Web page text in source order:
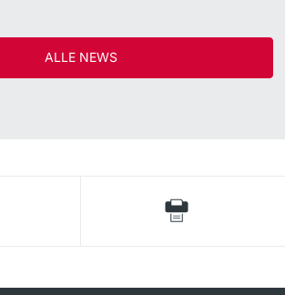
ALLE NEWS